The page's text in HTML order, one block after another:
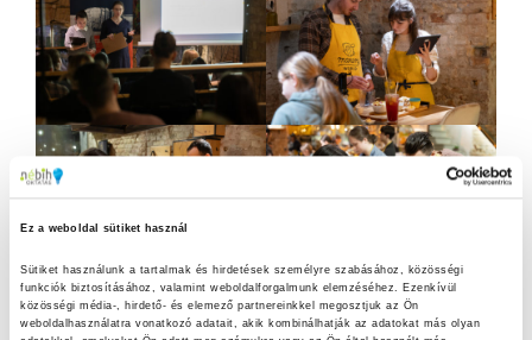
Ez a weboldal sütiket használ
Sütiket használunk a tartalmak és hirdetések személyre szabásához, közösségi
funkciók biztosításához, valamint weboldalforgalmunk elemzéséhez. Ezenkívül
közösségi média-, hirdető- és elemező partnereinkkel megosztjuk az Ön
weboldalhasználatra vonatkozó adatait, akik kombinálhatják az adatokat más olyan